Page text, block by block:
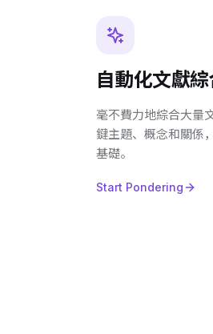
自動化文獻
毫不費力地綜合大量
鍵主題、概念和關係
基礎。
Start Pondering